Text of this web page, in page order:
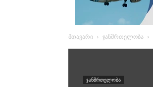
მთავარი ჯანმრთელობა
ჯანმრთელობა